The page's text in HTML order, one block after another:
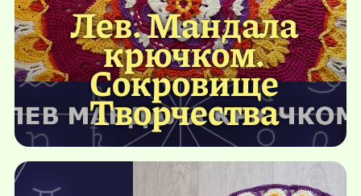
Лев. Мандала
крючком.
Сокровище
Творчества